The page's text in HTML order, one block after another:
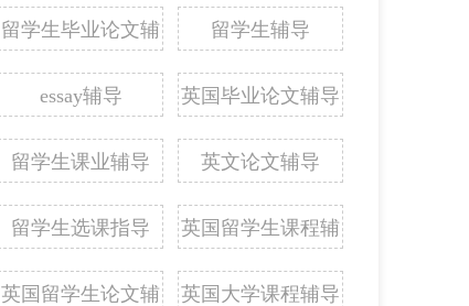
留学生毕业论文辅
导
留学生辅导
essay辅导 英国毕业论文辅导
留学生课业辅导 英文论文辅导
留学生选课指导
英国留学生课程辅
导
英国留学生论文辅
英国大学课程辅导